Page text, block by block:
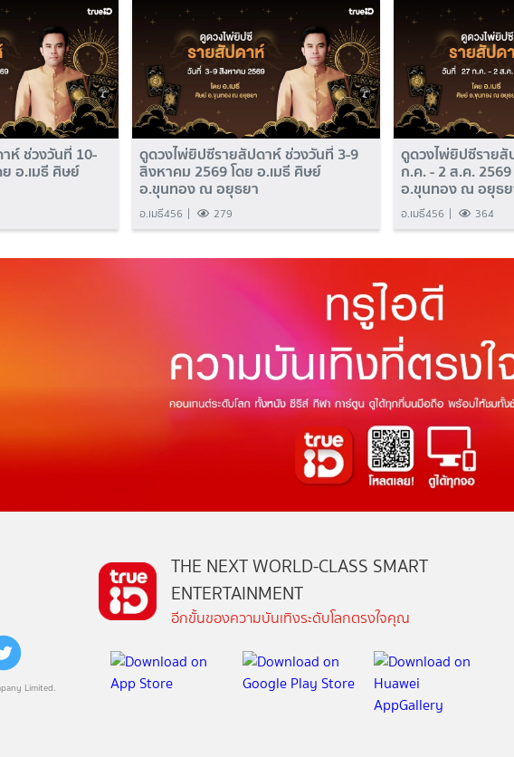
ห์ ช่วงวันที่ 10-
อ.เมธี ศิษย์
ดูดวงไพ่ยิปซีรายสัปดาห์ ช่วงวันที่ 3-9
สิงหาคม 2569 โดย อ.เมธี ศิษย์
อ.ขุนทอง ณ อยุธยา
อ.เมธี456 279
ดูดวงไพ่ยิปซีราย
ก.ค. - 2 ส.ค.
อ.ขุนทอง ณ อยุธ
อ.เมธี456 364
Limited.
THE NEXT WORLD-CLASS SMART
ENTERTAINMENT
อีกขั้นของความบันเทิงระดับโลกตรงใจคุณ